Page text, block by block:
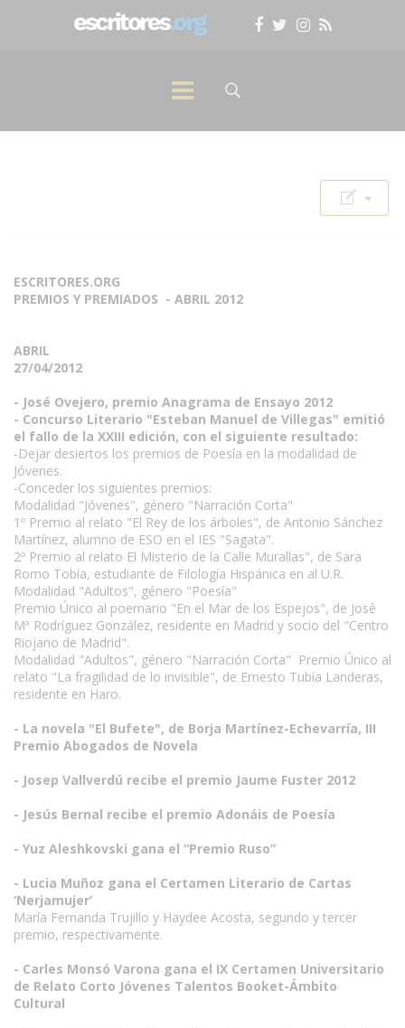
ESCRITORES.ORG
PREMIOS Y PREMIADOS - ABRIL 2012
ABRIL
27/04/2012
- José Ovejero, premio Anagrama de Ensayo 2012
- Concurso Literario "Esteban Manuel de Villegas" emitió
el fallo de la XXIII edición, con el siguiente resultado:
-Dejar desiertos los premios de Poesía en la modalidad de
Jóvenes.
-Conceder los siguientes premios:
Modalidad "Jóvenes", género "Narración Corta"
1º Premio al relato "El Rey de los árboles", de Antonio Sánchez
Martínez, alumno de ESO en el IES "Sagata".
2º Premio al relato El Misterio de la Calle Murallas", de Sara
Romo Tobía, estudiante de Filología Hispánica en al U.R.
Modalidad "Adultos", género "Poesía"
Premio Único al poemario "En el Mar de los Espejos", de José
Mª Rodríguez González, residente en Madrid y socio del "Centro
Riojano de Madrid".
Modalidad "Adultos", género "Narración Corta" Premio Único al
relato "La fragilidad de lo invisible", de Ernesto Tubía Landeras,
residente en Haro.
- La novela "El Bufete", de Borja Martínez-Echevarría, III
Premio Abogados de Novela
- Josep Vallverdú recibe el premio Jaume Fuster 2012
- Jesús Bernal recibe el premio Adonáis de Poesía
- Yuz Aleshkovski gana el “Premio Ruso”
- Lucia Muñoz gana el Certamen Literario de Cartas
‘Nerjamujer’
María Fernanda Trujillo y Haydee Acosta, segundo y tercer
premio, respectivamente.
- Carles Monsó Varona gana el IX Certamen Universitario
de Relato Corto Jóvenes Talentos Booket-Ámbito
Cultural